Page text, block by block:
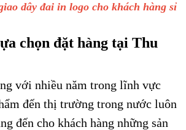
dây đai in logo cho khách hàng sỉ
chọn đặt hàng tại Thu
với nhiều năm trong lĩnh vực
đến thị trường trong nước luôn
đến cho khách hàng những sản